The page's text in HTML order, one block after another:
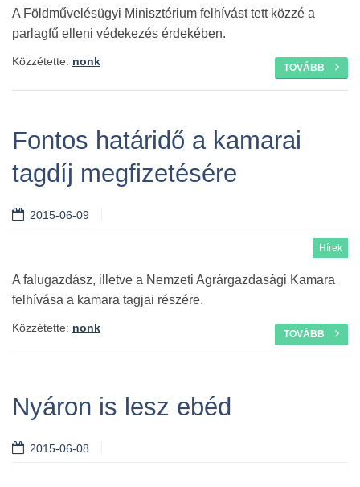
A Földművelésügyi Minisztérium felhívást tett közzé a
parlagfű elleni védekezés érdekében.
TOVÁBB
Közzétette: nonk
Fontos határidő a kamarai
tagdíj megfizetésére
2015-06-09
Hírek
A falugazdász, illetve a Nemzeti Agrárgazdasági Kamara
felhívása a kamara tagjai részére.
TOVÁBB
Közzétette: nonk
Nyáron is lesz ebéd
2015-06-08